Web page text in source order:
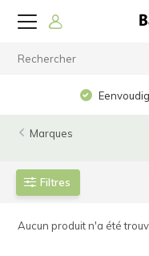
Marques
Filtres
Aucun produit n'a été